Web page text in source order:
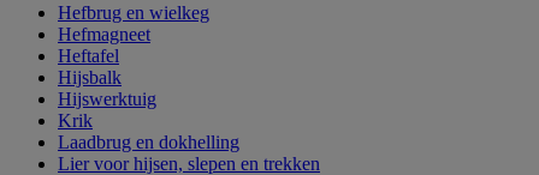
Hefbrug en wielkeg
Hefmagneet
Heftafel
Hijsbalk
Hijswerktuig
Krik
Laadbrug en dokhelling
Lier voor hijsen, slepen en trekken